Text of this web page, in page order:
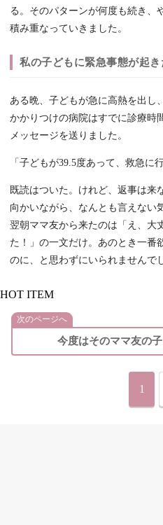
る。そのパターンが何度も続き、
積み重なっていきました。
私の子どもに緊急事態が起き
ある晩、子どもが急に高熱を出し
かかりつけの病院はすでに診療時
メッセージを送りました。
「子どもが39.5度あって、救急に
既読はついた。けれど、返事は来
向かいながら、なんとも言えない
翌朝ママ友から来たのは「え、大
た！」の一文だけ。あのとき一番
のに、と思わずにいられませんで
HOT ITEM
次のページへ
今度はそのママ友の
1